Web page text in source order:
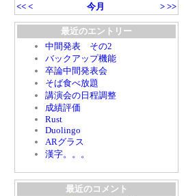
<< < 今月 > >>
最近のエントリー
中間発表 その2
バックアップ機能
卒論中間発表会
そば食べ放題
講演会の日程調整
成績評価
Rust
Duolingo
ARグラス
漢字。。。
最近のコメント